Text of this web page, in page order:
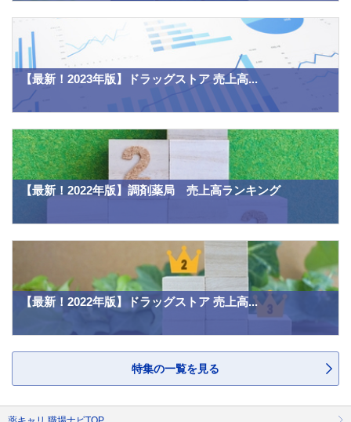
【最新！2023年版】ドラッグストア 売上高...
【最新！2022年版】調剤薬局 売上高ランキング
【最新！2022年版】ドラッグストア 売上高...
特集の一覧を見る